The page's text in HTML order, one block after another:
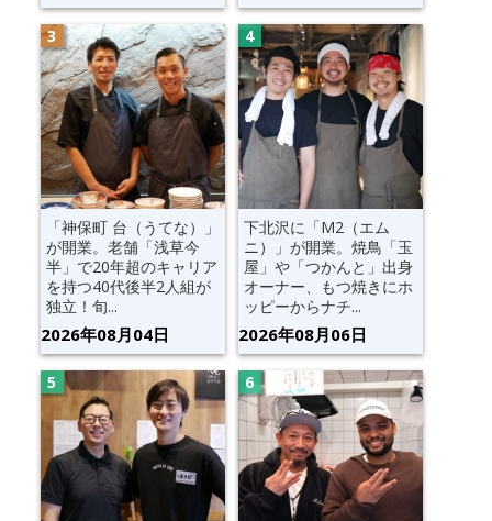
「神保町 台（うてな）」
が開業。老舗「浅草今
半」で20年超のキャリア
を持つ40代後半2人組が
独立！旬...
2026年08月04日
下北沢に「M2（エム
ニ）」が開業。焼鳥「玉
屋」や「つかんと」出身
オーナー、もつ焼きにホ
ッピーからナチ...
2026年08月06日